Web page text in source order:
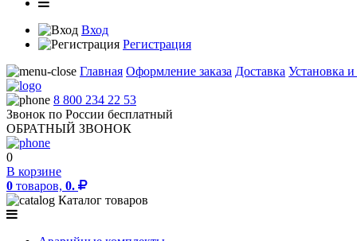
Вход
Регистрация
Главная Оформление заказа Доставка Установка
8 800 234 22 53
Звонок по России бесплатный
ОБРАТНЫЙ ЗВОНОК
0
В корзине
0 товаров, 0.
Каталог товаров